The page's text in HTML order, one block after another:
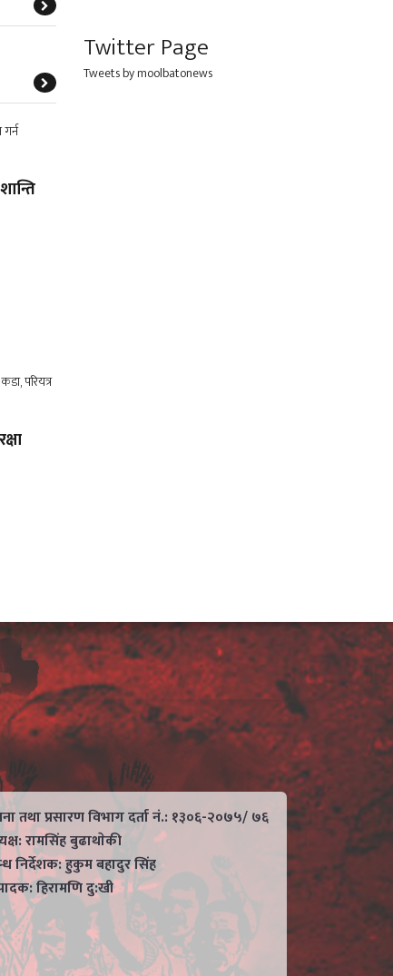
Twitter Page
Tweets by moolbatonews
तथा प्रसारण विभाग दर्ता नं.: १३०६-२०७५/ ७६
रामसिंह बुढाथाेकी
निर्देशक: हुकुम बहादुर सिंह
हिरामणि दु:खी